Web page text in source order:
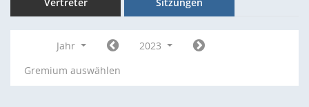
Jahr
2023
Gremium auswählen